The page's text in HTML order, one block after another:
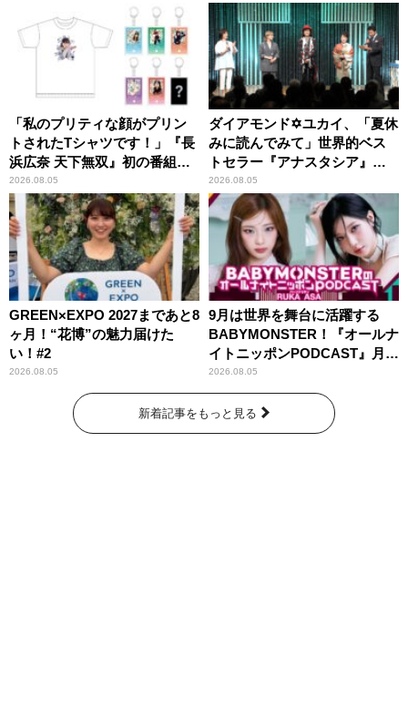
「私のプリティな顔がプリン
トされたTシャツです！」『長
浜広奈 天下無双』初の番組グ
ッズ発売
2026.08.05
ダイアモンド✡ユカイ、「夏休
みに読んでみて」世界的ベス
トセラー『アナスタシア』を
紹介
2026.08.05
GREEN×EXPO 2027まであと8
ヶ月！“花博”の魅力届けた
い！#2
2026.08.05
9月は世界を舞台に活躍する
BABYMONSTER！『オールナ
イトニッポンPODCAST』月替
わりパーソナリティ
2026.08.05
新着記事をもっと見る